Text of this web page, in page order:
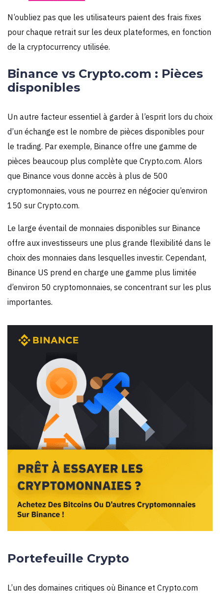
N’oubliez pas que les utilisateurs paient des frais fixes
pour chaque retrait sur les deux plateformes, en fonction
de la cryptocurrency utilisée.
Binance vs Crypto.com : Pièces
disponibles
Un autre facteur essentiel à garder à l’esprit lors du choix
d’un échange est le nombre de pièces disponibles pour
le trading. Par exemple, Binance offre une gamme de
pièces beaucoup plus complète que Crypto.com. Alors
que Binance vous donne accès à plus de 500
cryptomonnaies, vous ne pourrez en négocier qu’environ
150 sur Crypto.com.
Le large éventail de monnaies disponibles sur Binance
offre aux investisseurs une plus grande flexibilité dans le
choix des monnaies dans lesquelles investir. Cependant,
Binance US prend en charge une gamme plus limitée
d’environ 50 cryptomonnaies, se concentrant sur les plus
importantes.
Portefeuille Crypto
L’un des domaines critiques où Binance et Crypto.com